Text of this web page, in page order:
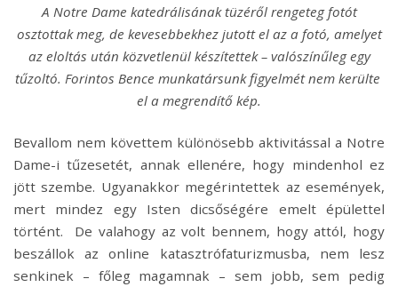
A Notre Dame katedrálisának tüzéről rengeteg fotót
osztottak meg, de kevesebbekhez jutott el az a fotó, amelyet
az eloltás után közvetlenül készítettek – valószínűleg egy
tűzoltó. Forintos Bence munkatársunk figyelmét nem kerülte
el a megrendítő kép.
Bevallom nem követtem különösebb aktivitással a Notre
Dame-i tűzesetét, annak ellenére, hogy mindenhol ez
jött szembe. Ugyanakkor megérintettek az események,
mert mindez egy Isten dicsőségére emelt épülettel
történt. De valahogy az volt bennem, hogy attól, hogy
beszállok az online katasztrófaturizmusba, nem lesz
senkinek – főleg magamnak – sem jobb, sem pedig